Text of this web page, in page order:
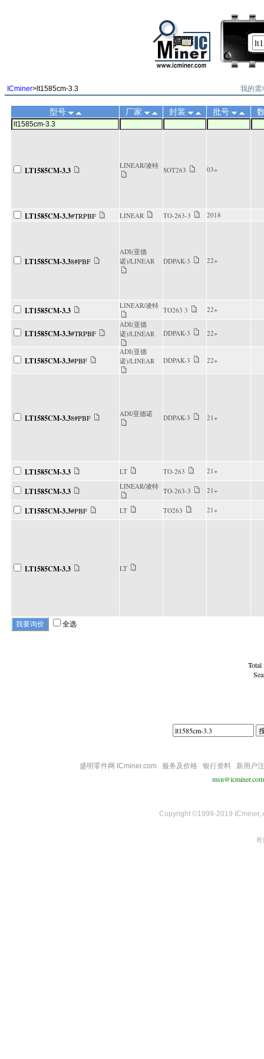
ICminer>lt1585cm-3.3 我的需
型号 厂家 封装 批号
LT1585CM-3.3
LINEAR/凌特
SOT263 03+
LT1585CM-3.3#TRPBF LINEAR TO-263-3 2018
LT1585CM-3.38#PBF
ADI(亚德
诺)/LINEAR
DDPAK-3 22+
LT1585CM-3.3
LINEAR/凌特
TO263 3 22+
LT1585CM-3.3#TRPBF
ADI(亚德
诺)/LINEAR
DDPAK-3 22+
LT1585CM-3.3#PBF
ADI(亚德
诺)/LINEAR
DDPAK-3 22+
LT1585CM-3.38#PBF ADI/亚德诺 DDPAK-3 21+
LT1585CM-3.3 LT TO-263 21+
LT1585CM-3.3
LINEAR/凌特
TO-263-3 21+
LT1585CM-3.3#PBF LT TO263 21+
LT1585CM-3.3 LT
全选
Total
盛明零件网 ICminer.com 服务及价格 银行资料 新用户
msn@icminer.com
Copyright ©1999-2019 ICminer,